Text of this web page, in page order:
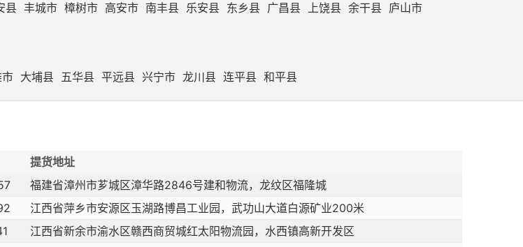
县 丰城市 樟树市 高安市 南丰县 乐安县 东乡县 广昌县 上饶县 余干县 庐山市
大埔县 五华县 平远县 兴宁市 龙川县 连平县 和平县
提货地址
福建省漳州市芗城区漳华路2846号建和物流，龙纹区福隆城
江西省萍乡市安源区玉湖路博昌工业园，武功山大道白源矿业200米
江西省新余市渝水区赣西商贸城红太阳物流园，水西镇高新开发区